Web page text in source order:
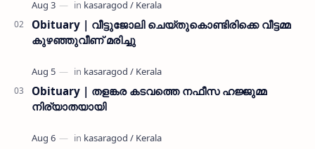
നൽകി കാസ…
Obituary | വീട്ടുജോലി ചെയ്തുകൊണ്ടിരിക്കെ വീട്ടമ്മ
കുഴഞ്ഞുവീണ് മരിച്ചു
Obituary | തളങ്കര കടവത്തെ നഫീസ ഹജ്ജുമ്മ
നിര്യാതയായി